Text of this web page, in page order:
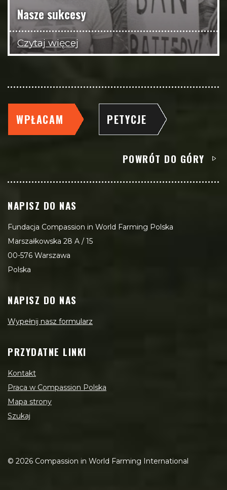
Nasze sukcesy
Czytaj więcej
WPŁACAM PETYCJE
POWRÓT DO GÓRY
NAPISZ DO NAS
Fundacja Compassion in World Farming Polska
Marszałkowska 28 A / 15
00-576 Warszawa
Polska
NAPISZ DO NAS
Wypełnij nasz formularz
PRZYDATNE LINKI
Kontakt
Praca w Compassion Polska
Mapa strony
Szukaj
© 2026 Compassion in World Farming International